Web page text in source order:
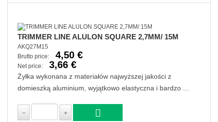
TRIMMER LINE ALULON SQUARE 2,7MM/ 15M
AKQ27M15
Brutto price:
4,50 €
Net price: 3,66 €
Żyłka wykonana z materiałów najwyższej jakości z
domieszką aluminium, wyjątkowo elastyczna i bardzo ...